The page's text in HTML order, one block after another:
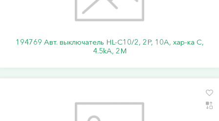
194769 Авт. выключатель HL-C10/2, 2P, 10A, хар-ка C,
4.5kA, 2M